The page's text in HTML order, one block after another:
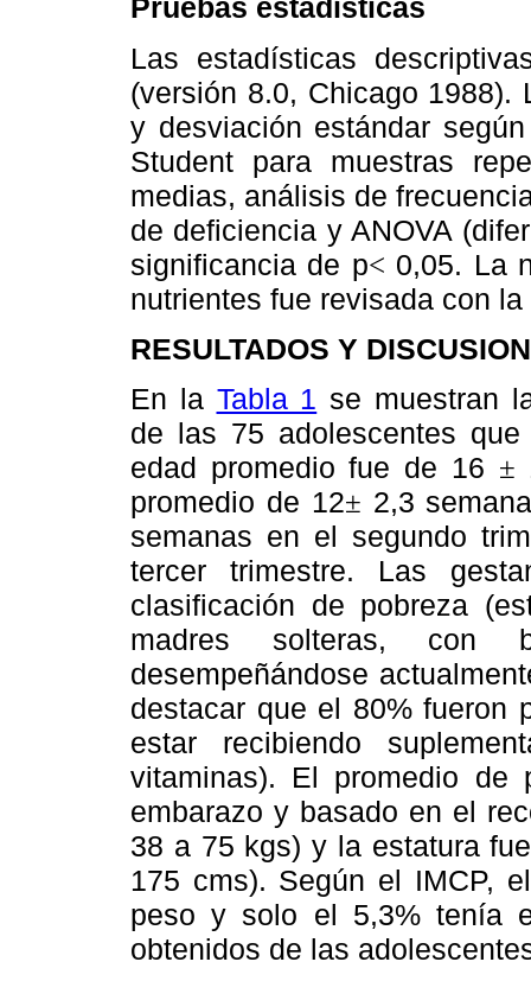
Pruebas estadísticas
Las estadísticas
(versión 8.0, Chicago 1988).
y desviación estándar
Student para muestras
medias, análisis de
de deficiencia y ANOVA
significancia de p< 0,05. La
nutrientes fue revisada con
RESULTADOS Y DISCUSION
En la Tabla 1 se muestran
de las 75 adolescentes
edad promedio fue de 16 ±
promedio de 12± 2,3
semanas en el segundo
tercer trimestre. Las
clasificación de pobreza
madres solteras, con
desempeñándose
destacar que el 80% fueron
estar recibiendo
vitaminas). El promedio de
embarazo y basado en el
38 a 75 kgs) y la estatura
175 cms). Según el IMCP,
peso y solo el 5,3% tenía
obtenidos de las